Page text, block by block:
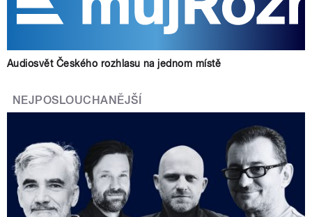
Audiosvět Českého rozhlasu na jednom místě
NEJPOSLOUCHANĚJŠÍ